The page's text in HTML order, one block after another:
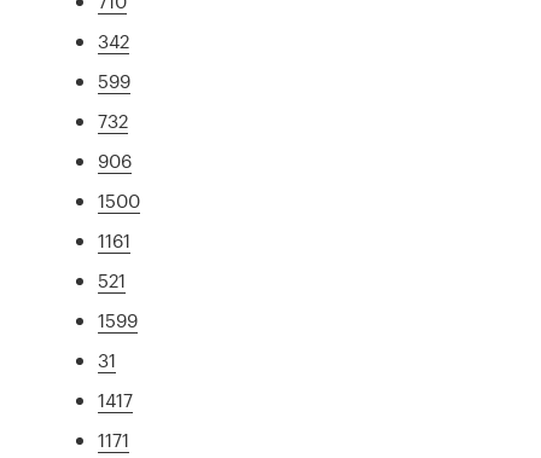
342
599
732
906
1500
1161
521
1599
31
1417
1171